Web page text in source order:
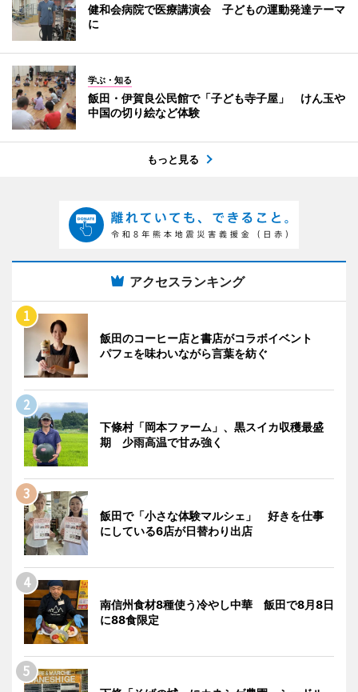
健和会病院で医療講演会 子どもの運動発達テーマ
に
学ぶ・知る
飯田・伊賀良公民館で「子ども寺子屋」 けん玉や
中国の切り絵など体験
もっと見る
アクセスランキング
飯田のコーヒー店と書店がコラボイベント
パフェを味わいながら言葉を紡ぐ
下條村「岡本ファーム」、黒スイカ収穫最盛
期 少雨高温で甘み強く
飯田で「小さな体験マルシェ」 好きを仕事
にしている6店が日替わり出店
南信州食材8種使う冷やし中華 飯田で8月8日
に88食限定